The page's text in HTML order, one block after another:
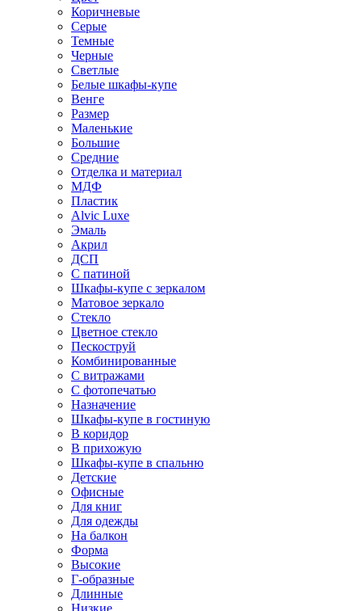
Коричневые
Серые
Темные
Черные
Светлые
Белые шкафы-купе
Венге
Размер
Маленькие
Большие
Средние
Отделка и материал
МДФ
Пластик
Alvic Luxe
Эмаль
Акрил
ДСП
С патиной
Шкафы-купе с зеркалом
Матовое зеркало
Стекло
Цветное стекло
Пескоструй
Комбинированные
С витражами
С фотопечатью
Назначение
Шкафы-купе в гостиную
В коридор
В прихожую
Шкафы-купе в спальню
Детские
Офисные
Для книг
Для одежды
На балкон
Форма
Высокие
Г-образные
Длинные
Низкие